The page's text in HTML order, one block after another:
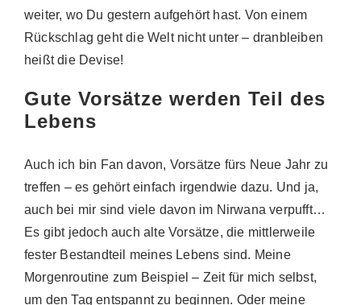
weiter, wo Du gestern aufgehört hast. Von einem
Rückschlag geht die Welt nicht unter – dranbleiben
heißt die Devise!
Gute Vorsätze werden Teil des
Lebens
Auch ich bin Fan davon, Vorsätze fürs Neue Jahr zu
treffen – es gehört einfach irgendwie dazu. Und ja,
auch bei mir sind viele davon im Nirwana verpufft…
Es gibt jedoch auch alte Vorsätze, die mittlerweile
fester Bestandteil meines Lebens sind. Meine
Morgenroutine zum Beispiel – Zeit für mich selbst,
um den Tag entspannt zu beginnen. Oder meine